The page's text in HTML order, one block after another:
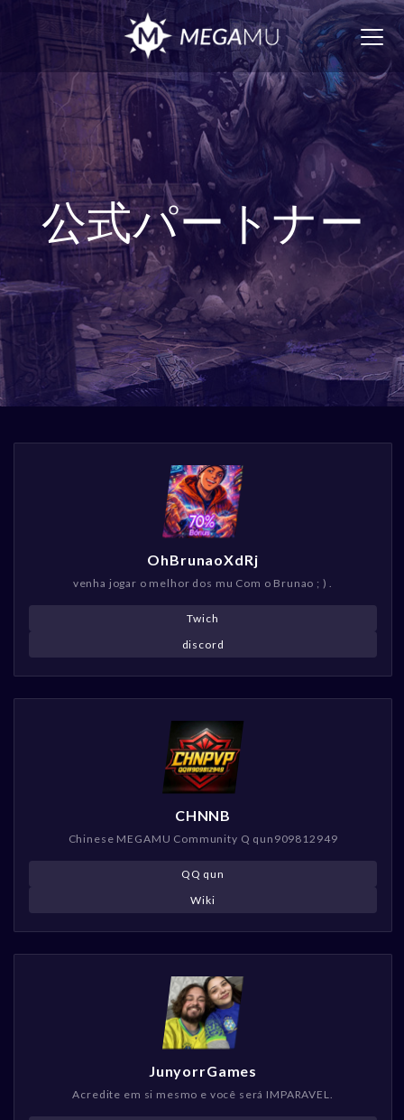
公式パートナー
OhBrunaoXdRj
venha jogar o melhor dos mu Com o Brunao ; ) .
Twich
discord
CHNNB
Chinese MEGAMU Community Q qun909812949
QQ qun
Wiki
JunyorrGames
Acredite em si mesmo e você será IMPARAVEL.